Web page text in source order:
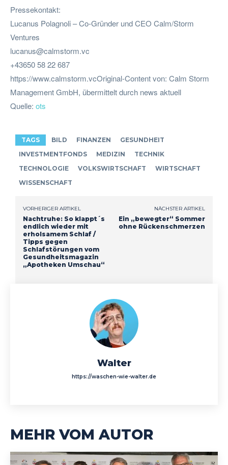
Pressekontakt:
Lucanus Polagnoli – Co-Gründer und CEO Calm/Storm
Ventures
lucanus@calmstorm.vc
+43650 58 22 687
https://www.calmstorm.vcOriginal-Content von: Calm Storm
Management GmbH, übermittelt durch news aktuell
Quelle: ots
TAGS BILD FINANZEN
GESUNDHEIT
INVESTMENTFONDS
MEDIZIN
TECHNIK
TECHNOLOGIE
VOLKSWIRTSCHAFT
WIRTSCHAFT
WISSENSCHAFT
VORHERIGER ARTIKEL
Nachtruhe: So klappt´s
endlich wieder mit
erholsamem Schlaf /
Tipps gegen
Schlafstörungen vom
Gesundheitsmagazin
„Apotheken Umschau“
NÄCHSTER ARTIKEL
Ein „bewegter“ Sommer
ohne Rückenschmerzen
Walter
https://waschen-wie-walter.de
MEHR VOM AUTOR